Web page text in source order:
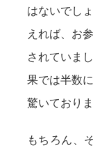
はないでし
えれば、お
されていま
果では半数
驚いておりま
もちろん、